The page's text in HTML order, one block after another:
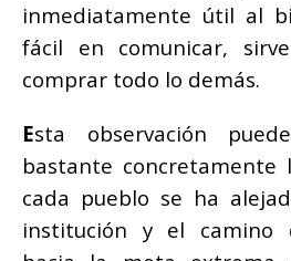
inmediatamente útil al
fácil en comunicar,
comprar todo lo demás.
Esta observación
bastante concretamente
cada pueblo se ha
institución y el camino